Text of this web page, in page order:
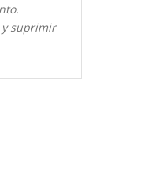
suprimir